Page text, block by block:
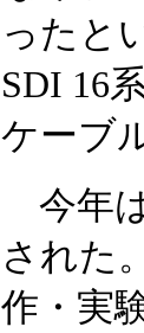
ったと
SDI 16
ケーブ
今年
された
作・実